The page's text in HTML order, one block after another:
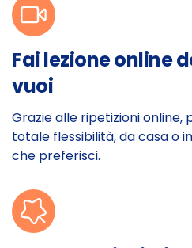
Fai lezione online
vuoi
Grazie alle ripetizioni online,
totale flessibilità, da casa o
che preferisci.